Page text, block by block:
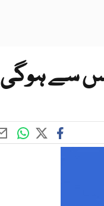
سے ہوگی